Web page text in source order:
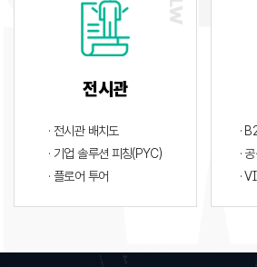
전시관
· 전시관 배치도
· 기업 솔루션 피칭(PYC)
· 플로어 투어
·
·
·